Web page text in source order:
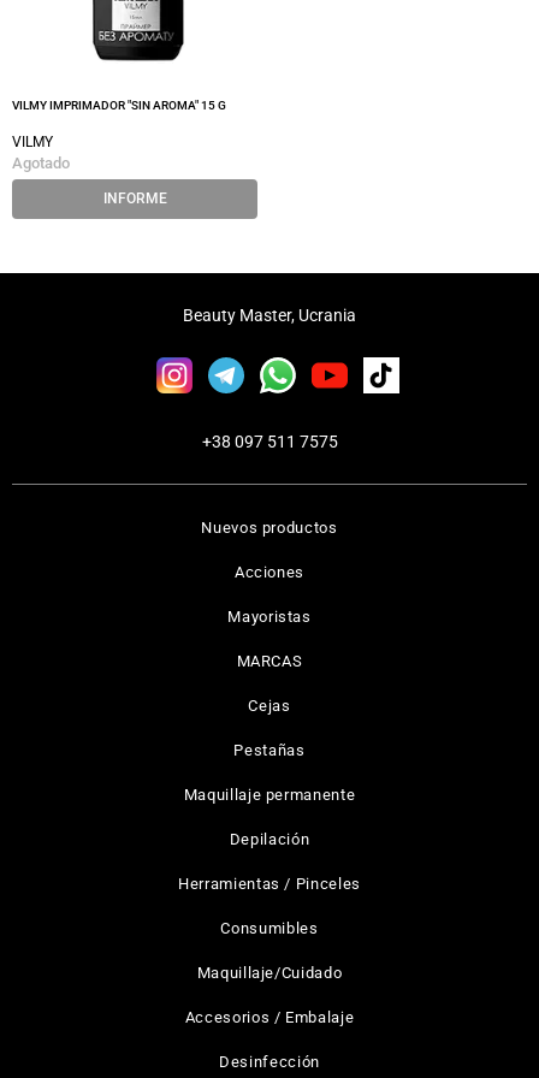
VILMY IMPRIMADOR "SIN AROMA" 15 G
VILMY
Agotado
INFORME
Nuevos productos
Acciones
Mayoristas
MARCAS
Cejas
Pestañas
Maquillaje permanente
Depilación
Herramientas / Pinceles
Consumibles
Maquillaje/Cuidado
Accesorios / Embalaje
Desinfección
Beauty Master, Ucrania
+38 097 511 7575